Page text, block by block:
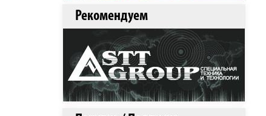
Рекомендуем